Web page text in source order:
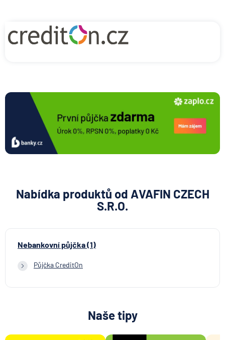
Nabídka produktů od AVAFIN CZECH
S.R.O.
Nebankovní půjčka (1)
Půjčka CreditOn
Naše tipy